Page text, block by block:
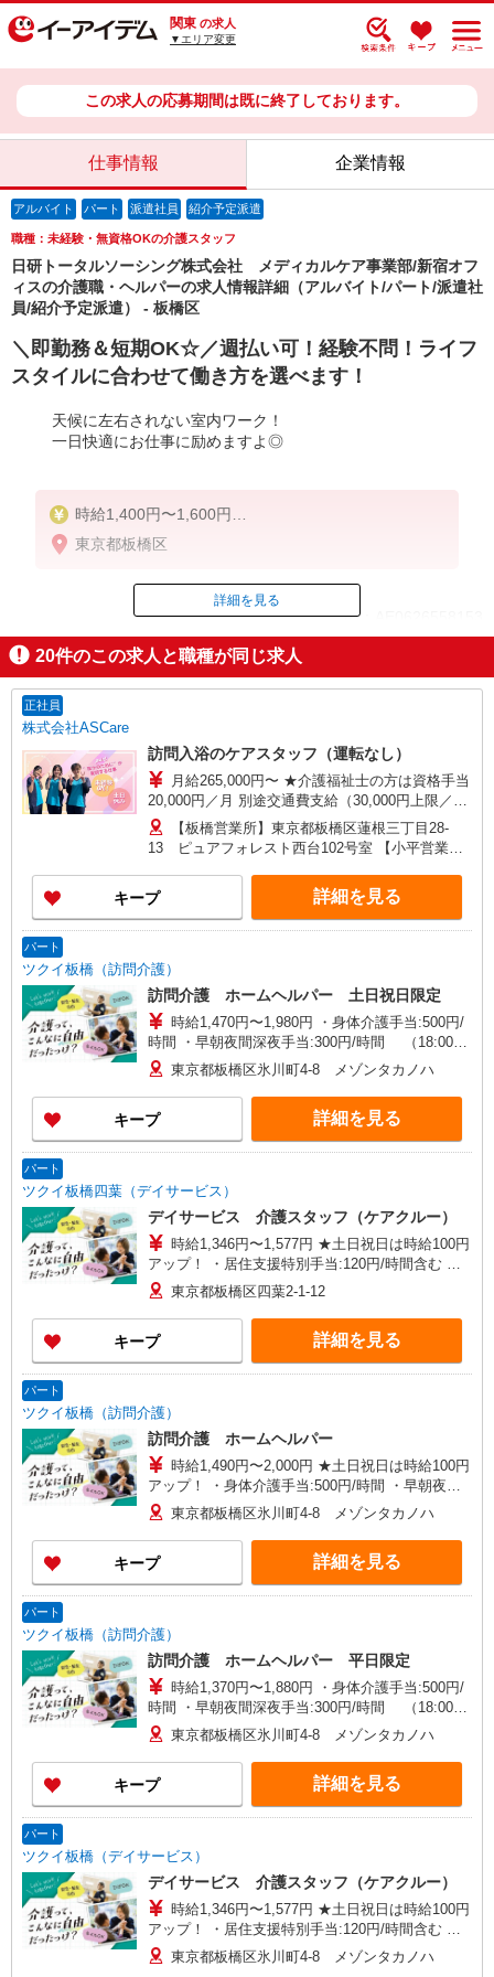
関東 の求人
▼エリア変更
この求人の応募期間は既に終了しております。
仕事情報 企業情報
アルバイト パート 派遣社員 紹介予定派遣
職種：未経験・無資格OKの介護スタッフ
日研トータルソーシング株式会社 メディカルケア事業部/新宿オフ
ィスの介護職・ヘルパーの求人情報詳細（アルバイト/パート/派遣社
員/紹介予定派遣） - 板橋区
＼即勤務＆短期OK☆／週払い可！経験不問！ライフ
スタイルに合わせて働き方を選べます！
天候に左右されない室内ワーク！
一日快適にお仕事に励めますよ◎
時給1,400円〜1,600円
★週払いOK（規定あり）
東京都板橋区
ID：AE0626558153
掲載期間終了
詳細を見る
20件のこの求人と職種が同じ求人
正社員
株式会社ASCare
訪問入浴のケアスタッフ（運転なし）
月給265,000円〜 ★介護福祉士の方は資格手当
20,000円／月 別途交通費支給（30,000円上限／
月） 別途残業手当（月平均残業時間15時間）残業
代全額支給
【板橋営業所】東京都板橋区蓮根三丁目28-
13 ピュアフォレスト西台102号室 【小平営業
ン1F東 【在宅介護センター調布】東京都調布市国
領町五丁目4-17 パレス調布1990A館 【在宅介護
センター府中】東京都府中市武蔵台二丁目20-16
士見町一丁目21-18 野村ビル101号室 【在宅介護
センター成瀬】東京都町田市南成瀬五丁目1-6 コ
ーポ台益ナルセ B1F
キープ 詳細を見る
パート
ツクイ板橋（訪問介護）
訪問介護 ホームヘルパー 土日祝日限定
時給1,470円〜1,980円 ・身体介護手当:500円/
時間 ・早朝夜間深夜手当:300円/時間 （18:00〜
翌07:59の時間帯） ・ICT手当:2,000円/月 ・ケア
→ケアの移動時間も賃金（時給）を支給 ・土日祝
日手当:100円/時間含む ※給与幅は資格・経験等に
よる
東京都板橋区氷川町4-8 メゾンタカノハ
キープ 詳細を見る
パート
ツクイ板橋四葉（デイサービス）
デイサービス 介護スタッフ（ケアクルー）
時給1,346円〜1,577円 ★土日祝日は時給100円
アップ！ ・居住支援特別手当:120円/時間含む ※
給与幅は資格・経験等による
東京都板橋区四葉2-1-12
キープ 詳細を見る
パート
ツクイ板橋（訪問介護）
訪問介護 ホームヘルパー
時給1,490円〜2,000円 ★土日祝日は時給100円
アップ！ ・身体介護手当:500円/時間 ・早朝夜間
深夜手当:300円/時間 （18:00〜翌07:59の時間
帯） ・ICT手当:2,000円/月 ・深夜割増は別途支給
・ケア→ケアの移動時間も賃金（時給）を支給 ・
居住支援特別手当:120円/時間含む ※給与幅は資
格・経験等による
東京都板橋区氷川町4-8 メゾンタカノハ
キープ 詳細を見る
パート
ツクイ板橋（訪問介護）
訪問介護 ホームヘルパー 平日限定
時給1,370円〜1,880円 ・身体介護手当:500円/
時間 ・早朝夜間深夜手当:300円/時間 （18:00〜
翌07:59の時間帯） ・ICT手当:2,000円/月 ・ケア
→ケアの移動時間も賃金（時給）を支給 ※給与幅
は資格・経験等による
東京都板橋区氷川町4-8 メゾンタカノハ
キープ 詳細を見る
パート
ツクイ板橋（デイサービス）
デイサービス 介護スタッフ（ケアクルー）
時給1,346円〜1,577円 ★土日祝日は時給100円
アップ！ ・居住支援特別手当:120円/時間含む ※
給与幅は資格・経験等による
東京都板橋区氷川町4-8 メゾンタカノハ